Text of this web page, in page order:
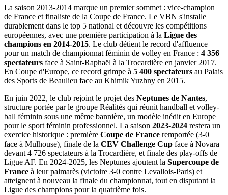
La saison 2013-2014 marque un premier sommet : vice-champion
de France et finaliste de la Coupe de France. Le VBN s'installe
durablement dans le top 5 national et découvre les compétitions
européennes, avec une première participation à la Ligue des
champions en 2014-2015. Le club détient le record d'affluence
pour un match de championnat féminin de volley en France : 4 356
spectateurs face à Saint-Raphaël à la Trocardière en janvier 2017.
En Coupe d'Europe, ce record grimpe à 5 400 spectateurs au Palais
des Sports de Beaulieu face au Khimik Yuzhny en 2015.
En juin 2022, le club rejoint le projet des Neptunes de Nantes,
structure portée par le groupe Réalités qui réunit handball et volley-
ball féminin sous une même bannière, un modèle inédit en Europe
pour le sport féminin professionnel. La saison 2023-2024 restera un
exercice historique : première Coupe de France remportée (3-0
face à Mulhouse), finale de la CEV Challenge Cup face à Novara
devant 4 726 spectateurs à la Trocardière, et finale des play-offs de
Ligue AF. En 2024-2025, les Neptunes ajoutent la Supercoupe de
France à leur palmarès (victoire 3-0 contre Levallois-Paris) et
atteignent à nouveau la finale du championnat, tout en disputant la
Ligue des champions pour la quatrième fois.